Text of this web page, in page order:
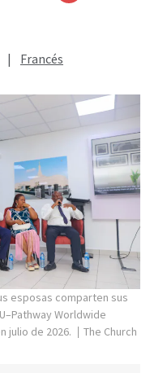
| Francés
esposas comparten sus
Worldwide
julio de 2026.
The Church